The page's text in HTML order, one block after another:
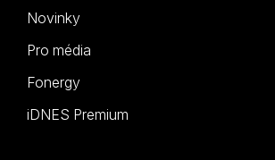
Novinky
Pro média
Fonergy
iDNES Premium